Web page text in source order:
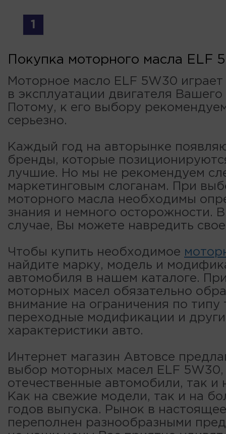
1
Покупка моторного масла ELF
Моторное масло ELF 5W30
в эксплуатации двигателя
Потому, к его выбору
серьезно.
Каждый год на авторынке
бренды, которые
лучшие. Но мы не рекомендуем
маркетинговым слоганам. При
моторного масла необходимы
знания и немного осторожности.
случае, Вы можете навредить
Чтобы купить необходимое
найдите марку, модель и
автомобиля в нашем каталоге.
моторных масел обязательно
внимание на ограничения по типу
переходные модификации и
характеристики авто.
Интернет магазин Автовсе
выбор моторных масел ELF 5W30,
отечественные автомобили, так и
Как на свежие модели, так и на
годов выпуска. Рынок в
переполнен разнообразными